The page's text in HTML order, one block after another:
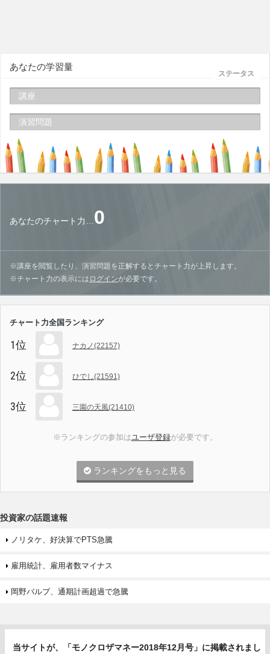
ステータス
あなたの学習量
講座
演習問題
あなたのチャート力…0
※講座を閲覧したり、演習問題を正解するとチャート力が上昇します。
※チャート力の表示には ログインが必要です。
チャート力全国ランキング
1位 ナカノ(22157)
2位 ひでし(21591)
3位 三園の天風(21410)
※ランキングの参加はユーザ登録が必要です。
ランキングをもっと見る
投資家の話題速報
ノリタケ、好決算でPTS急騰
雇用統計、雇用者数マイナス
岡野バルブ、通期計画超過で急騰
当サイトが、「モノクロザマネー2018年12月号」に掲載されまし